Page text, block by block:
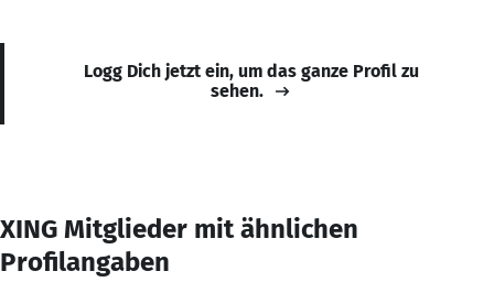
Logg Dich jetzt ein, um das ganze Profil zu
sehen.
XING Mitglieder mit ähnlichen
Profilangaben